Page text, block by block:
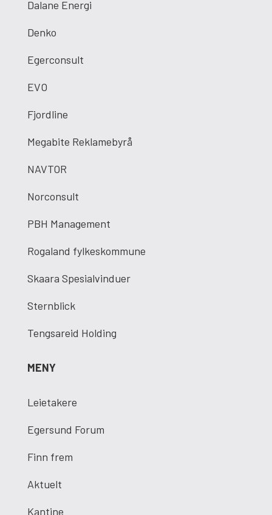
Dalane Energi
Denko
Egerconsult
EVO
Fjordline
Megabite Reklamebyrå
NAVTOR
Norconsult
PBH Management
Rogaland fylkeskommune
Skaara Spesialvinduer
Sternblick
Tengsareid Holding
MENY
Leietakere
Egersund Forum
Finn frem
Aktuelt
Kantine